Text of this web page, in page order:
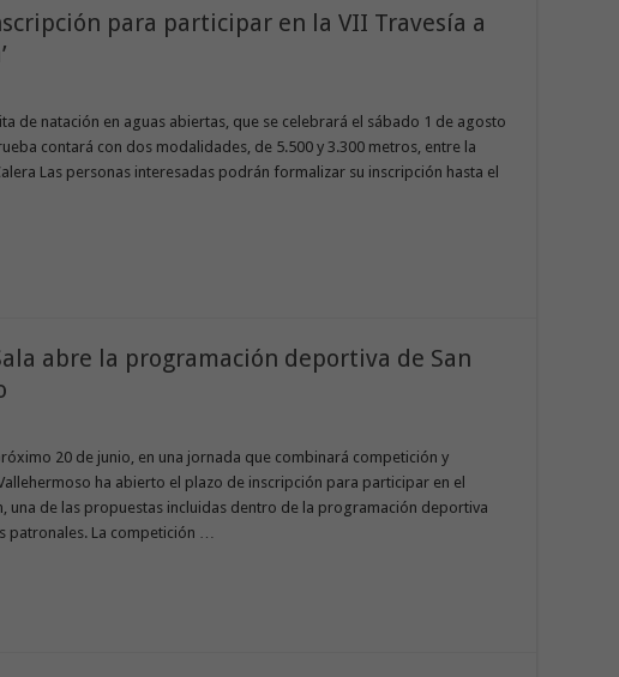
para participar en la VII Travesía a
de natación en aguas abiertas, que se celebrará el sábado 1 de agosto
contará con dos modalidades, de 5.500 y 3.300 metros, entre la
Las personas interesadas podrán formalizar su inscripción hasta el
abre la programación deportiva de San
20 de junio, en una jornada que combinará competición y
ha abierto el plazo de inscripción para participar en el
una de las propuestas incluidas dentro de la programación deportiva
patronales. La competición …